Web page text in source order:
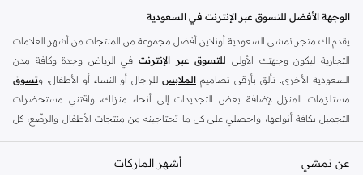
طبعات ونقوش فريدة
قصات جذابة
أقمشة عالية الجودة
قطع متعددة الاستخدامات من النهار إلى المساء
لماذا تختار نيفر فولي دريسد؟
اعتنق أسلوبًا عصريًا وخالدًا في نفس الوقت. تشتهر نيفر فولي دريسد بتصاميمها المميزة
واهتمامها بالتفاصيل، وتقدم قطعًا ستحبها وترتديها لمواسم قادمة.
الوجهة الأفضل للتسوق عبر الإنترنت في السعودية
يقدم لك متجر نمشي السعودية أونلاين أفضل مجموعة من المنتجات من أشهر العلامات
التجارية ليكون وجهتك الأولى للتسوق عبر الإنترنت في الرياض وجدة وكافة مدن
السعودية الأخرى. تألق بأرقى تصاميم الملابس للرجال أو النساء أو الأطفال، وتسوق
مستلزمات المنزل لإضافة بعض التجديدات إلى أنحاء منزلك، واقتني مستحضرات
التجميل بكافة أنواعها، واحصلي على كل ما تحتاجينه من منتجات الأطفال والرضّع، كل
أفضل العلامات التجارية في السعودية
عن نمشي أشهر الماركات